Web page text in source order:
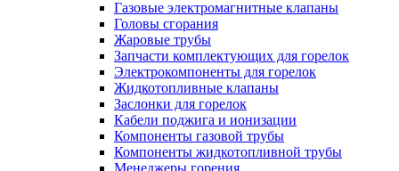
Газовые электромагнитные клапаны
Головы сгорания
Жаровые трубы
Запчасти комплектующих для горелок
Электрокомпоненты для горелок
Жидкотопливные клапаны
Заслонки для горелок
Кабели поджига и ионизации
Компоненты газовой трубы
Компоненты жидкотопливной трубы
Менеджеры горения